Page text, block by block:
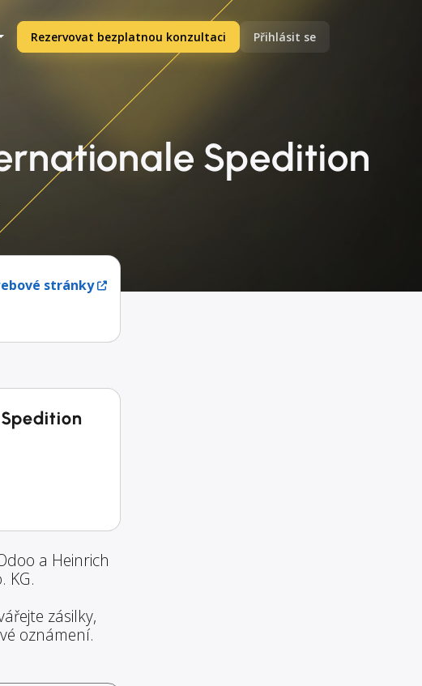
Rezervovat bezplatnou konzultaci Přihlásit se
Spedition
stránky
a Heinrich
KG.
zásilky,
oznámení.